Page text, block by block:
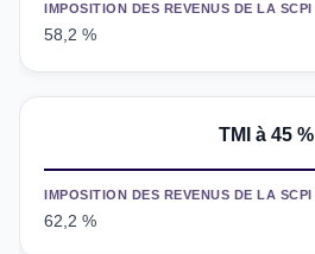
IMPOSITION DES REVENUS DE LA
58,2 %
TMI à 45 %
IMPOSITION DES REVENUS DE LA
62,2 %